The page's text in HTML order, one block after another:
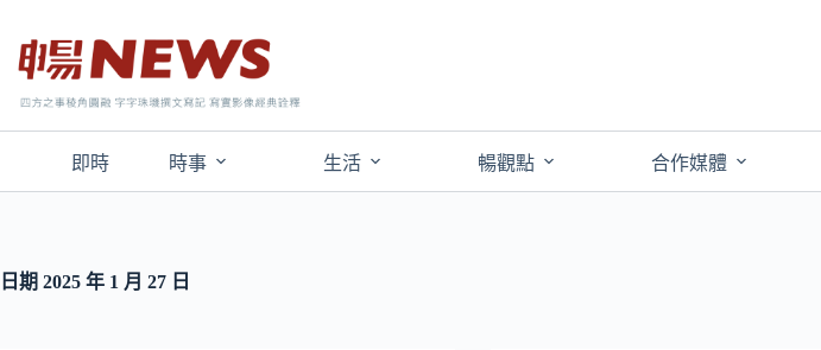
即時 時事 生活 暢觀點 合作媒體
日期 2025 年 1 月 27 日